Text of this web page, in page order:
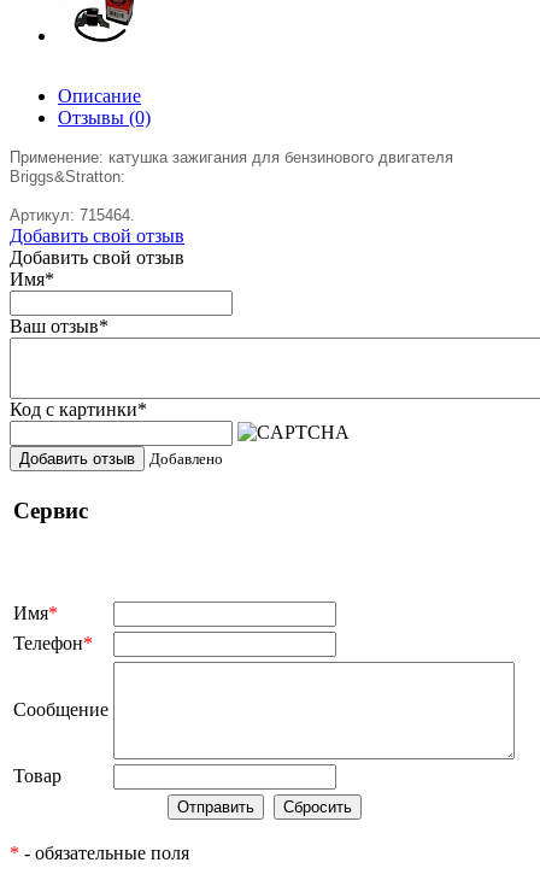
Описание
Отзывы (0)
Применение: катушка зажигания для бензинового двигателя
Briggs&Stratton:
Артикул: 715464.
Добавить свой отзыв
Добавить свой отзыв
Имя*
Ваш отзыв*
Код с картинки*
Добавить отзыв Добавлено
Сервис
Имя*
Телефон*
Сообщение
Товар
* - обязательные поля